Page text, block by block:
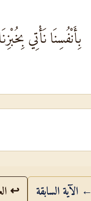
بِأَنْفُسِنَا نَأْتِي
← الآية السابقة ↩